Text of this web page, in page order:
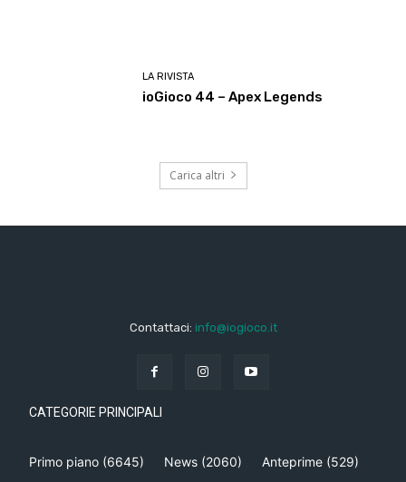
LA RIVISTA
ioGioco 44 – Apex Legends
Carica altri
Contattaci: info@iogioco.it
CATEGORIE PRINCIPALI
Primo piano (6645) News (2060) Anteprime (529)